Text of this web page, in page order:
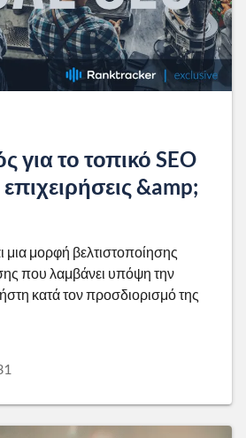
για το τοπικό SEO
&amp;
μια μορφή βελτιστοποίησης
που λαμβάνει υπόψη την
κατά τον προσδιορισμό της